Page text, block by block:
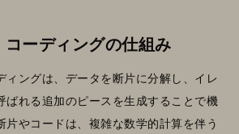
ーディングの仕組み
ィングは、データを断片に分解し、イレ
ばれる追加のピースを生成することで機
片やコードは、複雑な数学的計算を伴う